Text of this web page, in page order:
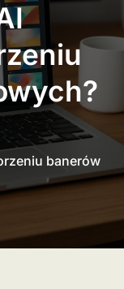
banerów